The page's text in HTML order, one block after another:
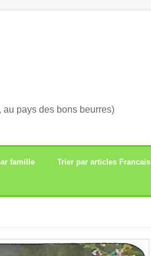
au pays des bons beurres)
famille Trier par articles Francais